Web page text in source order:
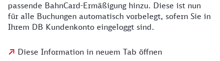
passende BahnCard-Ermäßigung hinzu. Diese ist nun
für alle Buchungen automatisch vorbelegt, sofern Sie in
Ihrem DB Kundenkonto eingeloggt sind.
Diese Information in neuem Tab öffnen